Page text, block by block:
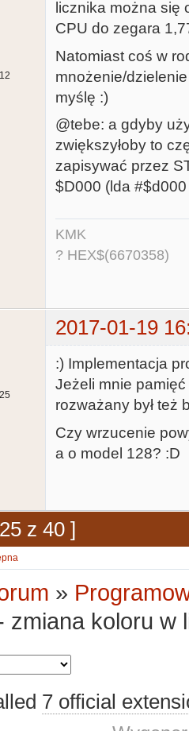
licznika można się
CPU do zegara
Natomiast coś w
mnożenie/
myślę :)
@tebe: a gdyby
zwiększyłoby to
zapisywać przez
$D000 (lda
KMK
? HEX$(6670358)
2017-01-19
:) Implementacja
Jeżeli mnie
rozważany był też
Czy wrzucenie
a o model 128? :D
z 40 ]
»
zmiana koloru w
7 official